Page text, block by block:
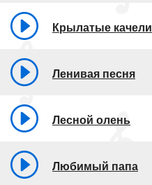
Крылатые качели
Ленивая песня
Лесной олень
Любимый папа